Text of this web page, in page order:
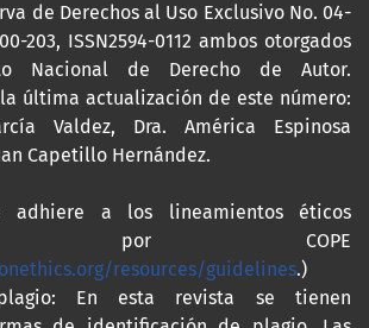
de Derechos al Uso Exclusivo No. 04-
203, ISSN2594-0112 ambos otorgados
Nacional de Derecho de Autor.
última actualización de este número:
Valdez, Dra. América Espinosa
Capetillo Hernández.
adhiere a los lineamientos éticos
por COPE
resources/guidelines.)
En esta revista se tienen